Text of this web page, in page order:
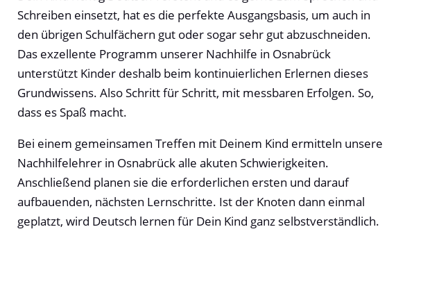
Schreiben einsetzt, hat es die perfekte Ausgangsbasis, um auch in
den übrigen Schulfächern gut oder sogar sehr gut abzuschneiden.
Das exzellente Programm unserer Nachhilfe in Osnabrück
unterstützt Kinder deshalb beim kontinuierlichen Erlernen dieses
Grundwissens. Also Schritt für Schritt, mit messbaren Erfolgen. So,
dass es Spaß macht.
Bei einem gemeinsamen Treffen mit Deinem Kind ermitteln unsere
Nachhilfelehrer in Osnabrück alle akuten Schwierigkeiten.
Anschließend planen sie die erforderlichen ersten und darauf
aufbauenden, nächsten Lernschritte. Ist der Knoten dann einmal
geplatzt, wird Deutsch lernen für Dein Kind ganz selbstverständlich.